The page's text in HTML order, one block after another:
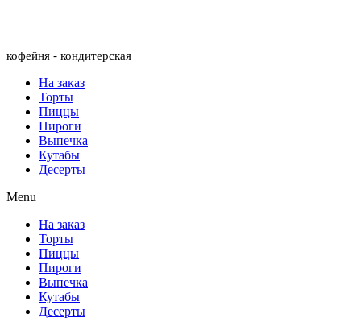
кофейня - кондитерская
На заказ
Торты
Пиццы
Пироги
Выпечка
Кутабы
Десерты
Menu
На заказ
Торты
Пиццы
Пироги
Выпечка
Кутабы
Десерты